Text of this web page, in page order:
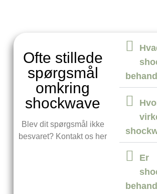
Ofte stillede
spørgsmål
omkring
shockwave
Blev dit spørgsmål ikke
besvaret? Kontakt os her
Er